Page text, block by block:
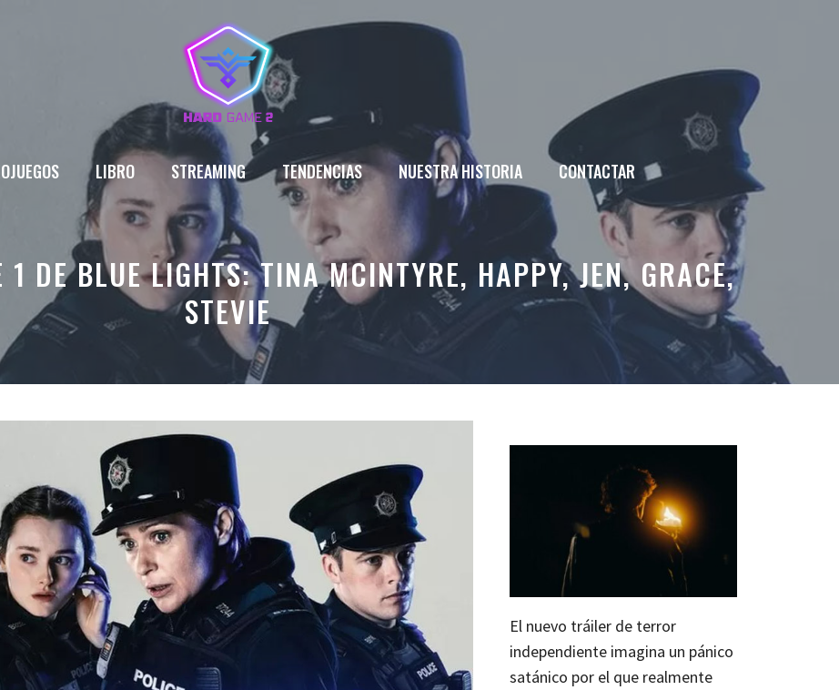
LIBRO STREAMING TENDENCIAS NUESTRA HISTORIA CONTACTAR
1 DE BLUE LIGHTS: TINA MCINTYRE, HAPPY, JEN, GRACE,
STEVIE
El nuevo tráiler de terror
independiente imagina un pánico
satánico por el que realmente